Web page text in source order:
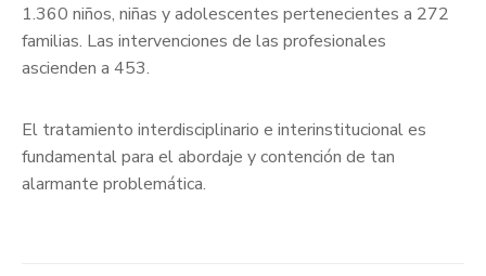
1.360 niños, niñas y adolescentes pertenecientes a 272
familias. Las intervenciones de las profesionales
ascienden a 453.
El tratamiento interdisciplinario e interinstitucional es
fundamental para el abordaje y contención de tan
alarmante problemática.